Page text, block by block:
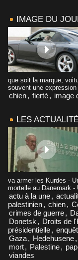
IMAGE DU
que soit la marque,
souvent une
chien, fierté, image
LES
va armer les Kurdes -
mortelle au Danemark -
actu à la une,
palestinien, chien,
crimes de guerre,
Donetsk , Droits de
présidentielle,
Gaza, Hedehusene,
mort, Palestine,
viandes